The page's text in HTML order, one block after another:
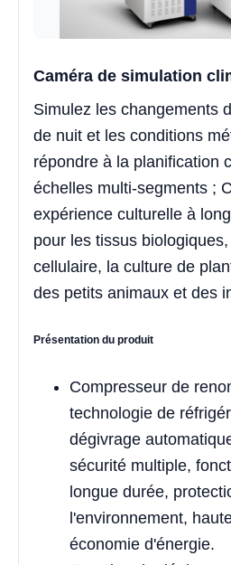
Caméra de simulation
Simulez les changements
de nuit et les conditions
répondre à la planification
échelles multi-segments ;
expérience culturelle à
pour les tissus
cellulaire, la culture de
des petits animaux et des
Présentation du produit
Compresseur de
technologie de
dégivrage
sécurité multiple,
longue durée,
l'environnement,
économie d'énergie.